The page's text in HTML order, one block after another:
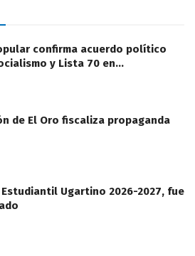
confirma acuerdo político
y Lista 70 en…
de El Oro fiscaliza propaganda
Ugartino 2026-2027, fue